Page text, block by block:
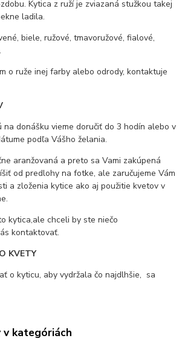
Kytica z ruží je zviazaná stužkou takej
ladila.
biele, ružové, tmavoružové, fialové,
o ruže inej farby alebo odrody, kontaktuje
donášku vieme doručiť do 3 hodín alebo v
podľa Vášho želania.
aranžovaná a preto sa Vami zakúpená
od predlohy na fotke, ale zaručujeme Vám
a zloženia kytice ako aj použitie kvetov v
kytica,ale chceli by ste niečo
kontaktovať.
KVETY
o kyticu, aby vydržala čo najdlhšie, sa
v kategóriách